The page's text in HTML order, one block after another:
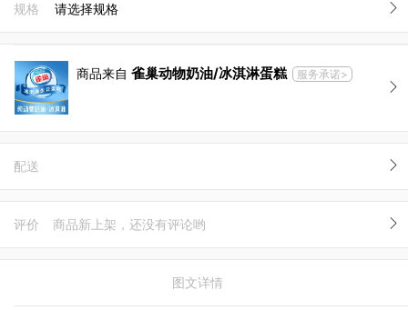
规格 请选择规格
商品来自 雀巢动物奶油/冰淇淋蛋糕 服务承诺>
配送
评价 商品新上架，还没有评论哟
图文详情